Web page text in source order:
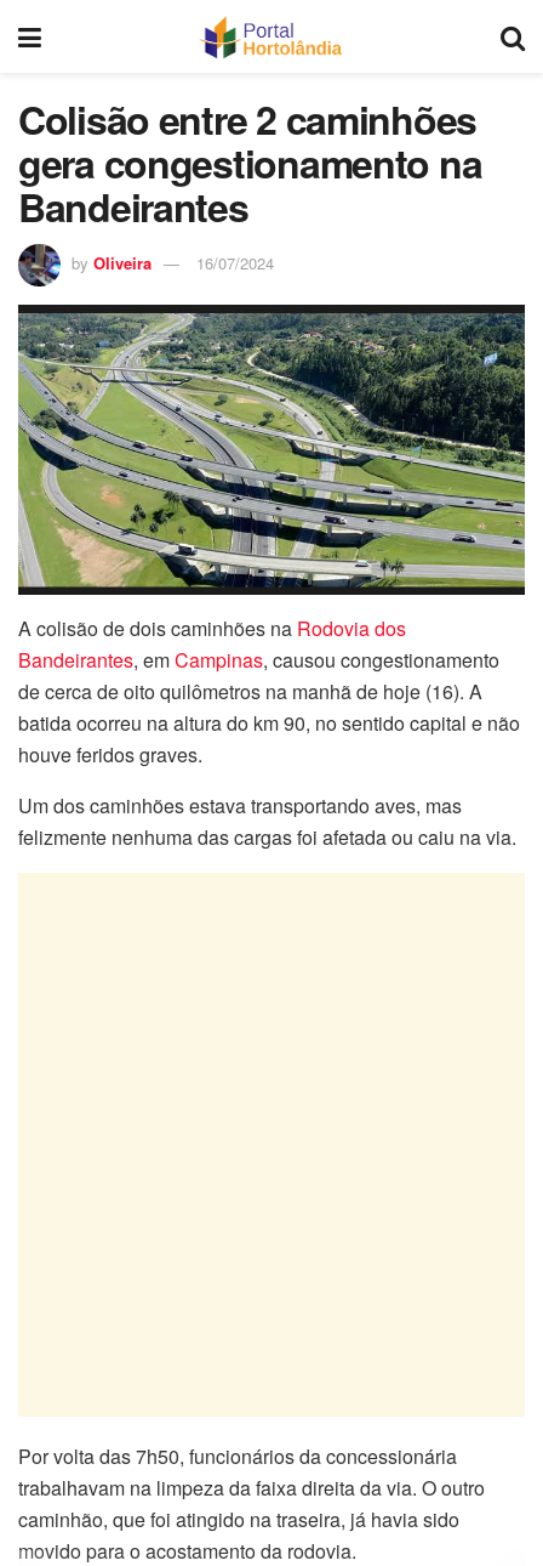
Colisão entre 2 caminhões
gera congestionamento na
Bandeirantes
by Oliveira 16/07/2024
A colisão de dois caminhões na Rodovia dos
Bandeirantes, emCampinas, causou congestionamento
de cerca de oito quilômetros na manhã de hoje (16). A
batida ocorreu na altura do km 90, no sentido capital e não
houve feridos graves.
Um dos caminhões estava transportando aves, mas
felizmente nenhuma das cargas foi afetada ou caiu na via.
Por volta das 7h50, funcionários da concessionária
trabalhavam na limpeza da faixa direita da via. O outro
caminhão, que foi atingido na traseira, já havia sido
movido para o acostamento da rodovia.